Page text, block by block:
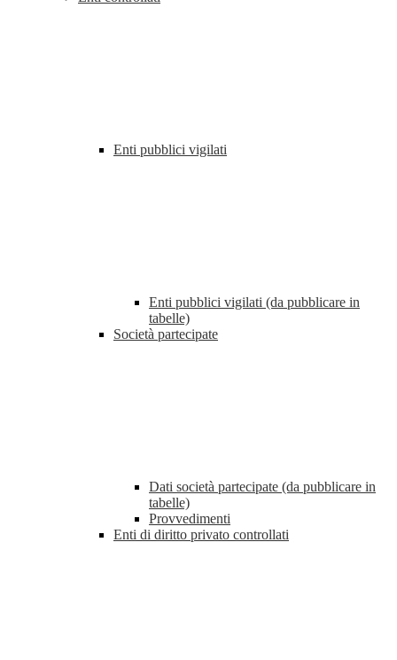
Enti pubblici vigilati
Enti pubblici vigilati (da pubblicare in
tabelle)
Società partecipate
Dati società partecipate (da pubblicare in
tabelle)
Provvedimenti
Enti di diritto privato controllati